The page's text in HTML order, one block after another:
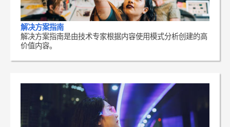
解决方案指南
解决方案指南是由技术专家根据内容使用模式分析创建的高
价值内容。